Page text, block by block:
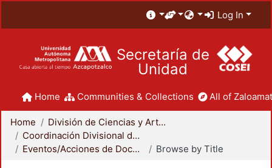
Log In
Secretaría de
Unidad
Home Communities & Collections All of
Home
División de Ciencias y Artes para el Diseño
Coordinación Divisional de Docencia
Eventos/Acciones de Docencia
Browse by Title